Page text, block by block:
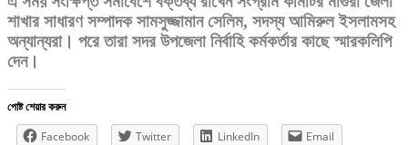
শাখার সাধারণ সম্পাদক সামসুজ্জামান সেলিম, সদস্য আমিরুল ইসলামসহ
অন্যান্যরা। পরে তারা সদর উপজেলা নির্বাহি কর্মকর্ত‍ার কাছে স্মারকলিপি
দেন।
পোষ্ট শেয়ার করুন
Facebook Twitter LinkedIn
Email